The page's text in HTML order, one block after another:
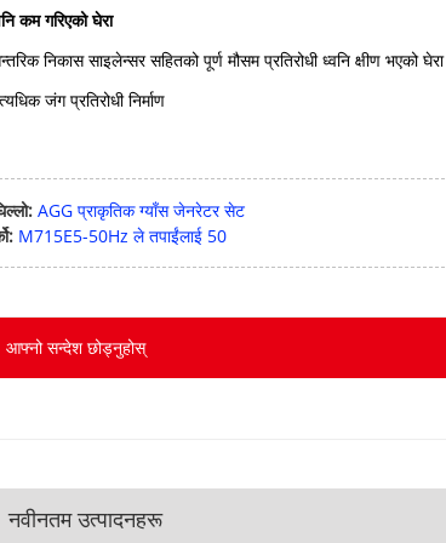
कम गरिएको घेरा
निकास साइलेन्सर सहितको पूर्ण मौसम प्रतिरोधी ध्वनि क्षीण भएको घेरा
जंग प्रतिरोधी निर्माण
AGG प्राकृतिक ग्याँस जेनरेटर सेट
M715E5-50Hz ले तपाईंलाई 50
आफ्नो सन्देश छोड्नुहोस्
नवीनतम उत्पादनहरू